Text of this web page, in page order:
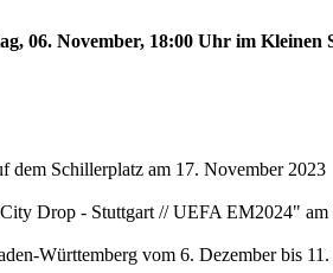
06. November, 18:00 Uhr im Kleinen
dem Schillerplatz am 17. November 2023
Drop - Stuttgart // UEFA EM2024"
Württemberg vom 6. Dezember bis